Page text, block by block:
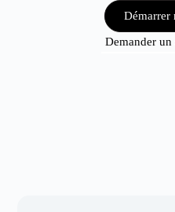
Démarrer
Demander